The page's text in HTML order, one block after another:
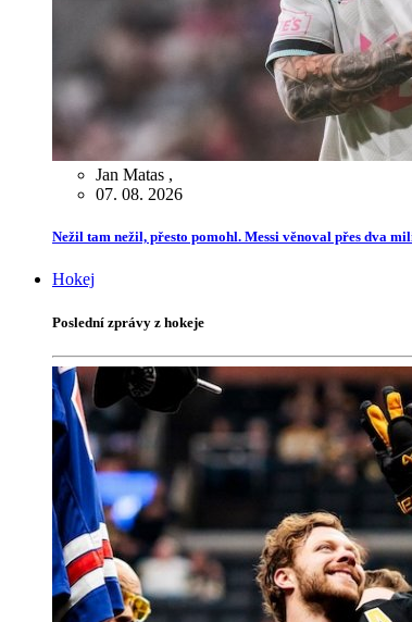
Jan Matas ,
07. 08. 2026
Nežil tam nežil, přesto pomohl. Messi věnoval přes dva
Hokej
Poslední zprávy z hokeje